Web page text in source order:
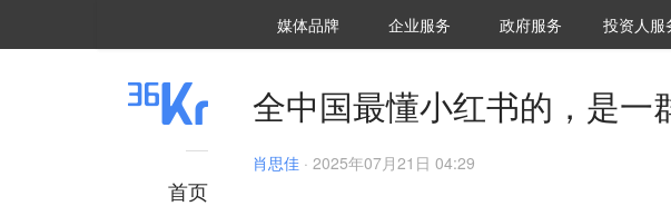
媒体品牌 36Kr研究院
企业服务 城市之窗
政府服务 VClub投资机
投资机构职位
投资人服
首页
全中国最懂小红书的，是一
肖思佳 · 2025年07月21日 04:29